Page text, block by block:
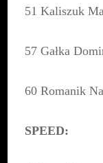
51 Kaliszuk
57 Gałka
60 Romanik
SPEED: